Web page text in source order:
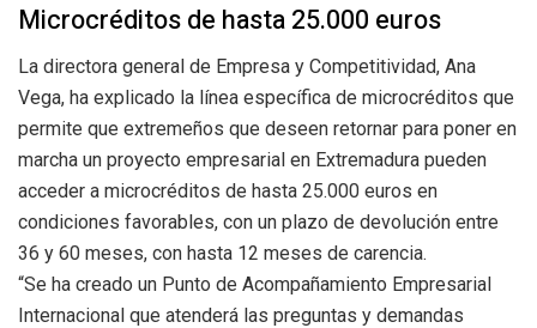
Microcréditos de hasta 25.000 euros
La directora general de Empresa y Competitividad, Ana
Vega, ha explicado la línea específica de microcréditos que
permite que extremeños que deseen retornar para poner en
marcha un proyecto empresarial en Extremadura pueden
acceder a microcréditos de hasta 25.000 euros en
condiciones favorables, con un plazo de devolución entre
36 y 60 meses, con hasta 12 meses de carencia.
“Se ha creado un Punto de Acompañamiento Empresarial
Internacional que atenderá las preguntas y demandas